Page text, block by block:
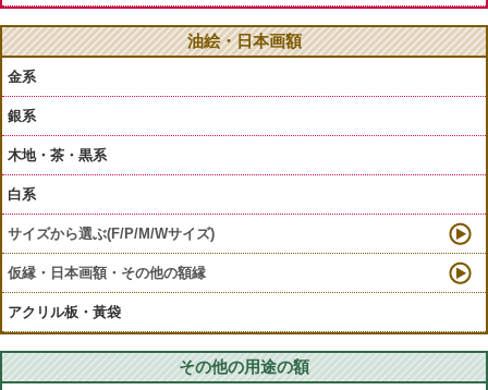
油絵・日本画額
金系
銀系
木地・茶・黒系
白系
サイズから選ぶ(F/P/M/Wサイズ)
仮縁・日本画額・その他の額縁
アクリル板・黃袋
その他の用途の額